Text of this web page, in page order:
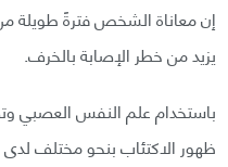
إن معاناة الشخص فترةً طويلة
يزيد من خطر الإصابة بالخرف.
باستخدام علم النفس العصبي
ظهور الاكتئاب بنحو مختلف لدى